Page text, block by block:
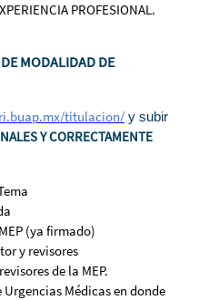
PROFESIONAL.
MODALIDAD DE
titulacion/ y subir
Y CORRECTAMENTE
(ya firmado)
y revisores
de la MEP.
Médicas en donde